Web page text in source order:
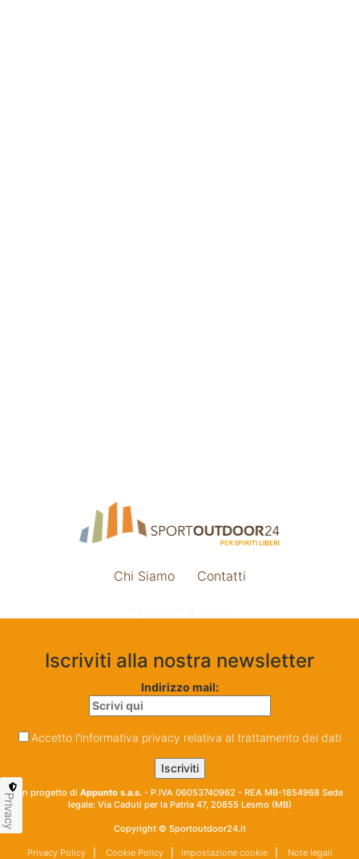
Chi Siamo Contatti
Iscriviti alla nostra newsletter
Indirizzo mail:
Accetto l'informativa privacy relativa al trattamento dei dati
Un progetto di Appunto s.a.s. - P.IVA 06053740962 - REA MB-1854968 Sede
legale: Via Caduti per la Patria 47, 20855 Lesmo (MB)
Copyright © Sportoutdoor24.it
Privacy Policy| Cookie Policy| Impostazione cookie| Note legali
Privacy